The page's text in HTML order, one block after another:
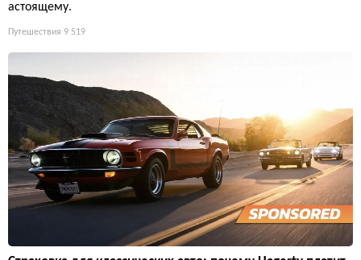
астоящему.
Путешествия 9 519